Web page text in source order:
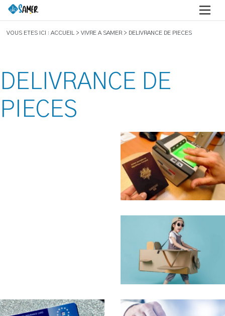
VOUS ETES ICI : ACCUEIL > VIVRE A SAMER > DELIVRANCE DE PIECES
DELIVRANCE DE
PIECES